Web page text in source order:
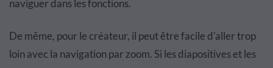
naviguer dans les fonctions.
De même, pour le créateur, il peut être facile d'aller trop
loin avec la navigation par zoom. Si les diapositives et les